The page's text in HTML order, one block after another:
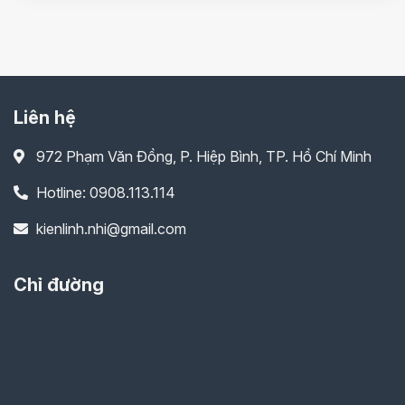
Liên hệ
972 Phạm Văn Đồng, P. Hiệp Bình, TP. Hồ Chí Minh
Hotline: 0908.113.114
kienlinh.nhi@gmail.com
Chỉ đường